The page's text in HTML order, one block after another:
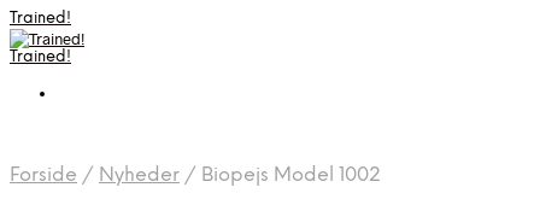
Trained!
Trained!
Forside / Nyheder / Biopejs Model 1002